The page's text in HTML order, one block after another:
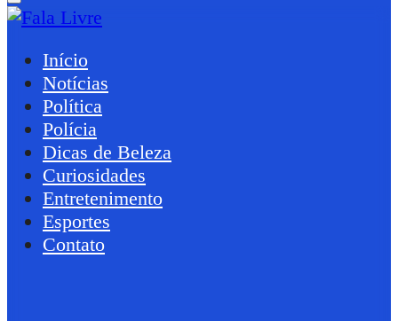
Início
Notícias
Política
Polícia
Dicas de Beleza
Curiosidades
Entretenimento
Esportes
Contato